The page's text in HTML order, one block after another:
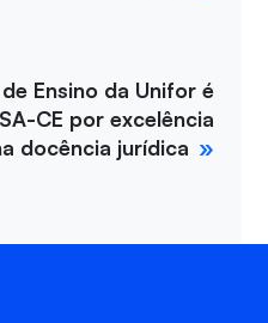
Ensino da Unifor é
CE por excelência
docência jurídica